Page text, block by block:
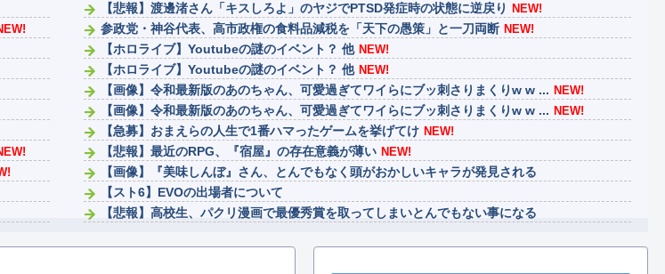
【悲報】渡邊渚さん「キスしろよ」のヤジでPTSD発症時の状態に逆戻り NEW!
参政党・神谷代表、高市政権の食料品減税を「天下の愚策」と一刀両断 NEW!
【ホロライブ】Youtubeの謎のイベント？ 他 NEW!
【ホロライブ】Youtubeの謎のイベント？ 他 NEW!
【画像】令和最新版のあのちゃん、可愛過ぎてワイらにブッ刺さりまくりw w ... NEW!
【画像】令和最新版のあのちゃん、可愛過ぎてワイらにブッ刺さりまくりw w ... NEW!
【急募】おまえらの人生で1番ハマったゲームを挙げてけ NEW!
【悲報】最近のRPG、『宿屋』の存在意義が薄い NEW!
【画像】『美味しんぼ』さん、とんでもなく頭がおかしいキャラが発見される
【スト6】EVOの出場者について
【悲報】高校生、パクリ漫画で最優秀賞を取ってしまいとんでもない事になる
ナイトレインは成功したけど、ダスクブラッドは爆死しそうだよね笑